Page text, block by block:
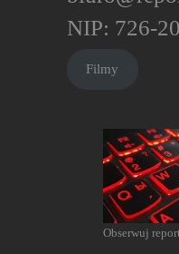
NIP: 726-
Filmy
Obserwuj